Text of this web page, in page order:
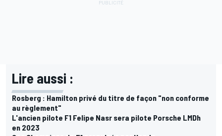
Lire aussi :
Rosberg : Hamilton privé du titre de façon "non conforme
au règlement"
L'ancien pilote F1 Felipe Nasr sera pilote Porsche LMDh
en 2023